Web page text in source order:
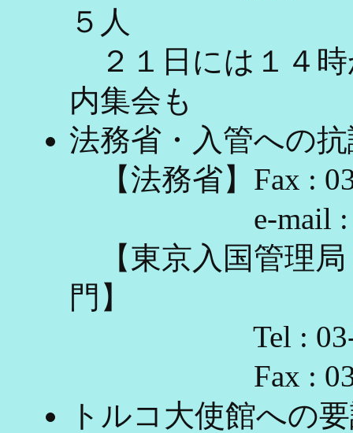
５人
２１日には１４時
内集会も
法務省・入管への
【法務省】Fax :
e-mail :
【東京入国管理
門】
Tel : 03-
Fax : 03-
トルコ大使館への